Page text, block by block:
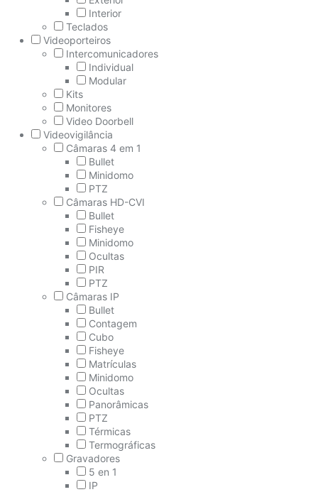
Interior
Teclados
Videoporteiros
Intercomunicadores
Individual
Modular
Kits
Monitores
Video Doorbell
Videovigilância
Câmaras 4 em 1
Bullet
Minidomo
PTZ
Câmaras HD-CVI
Bullet
Fisheye
Minidomo
Ocultas
PIR
PTZ
Câmaras IP
Bullet
Contagem
Cubo
Fisheye
Matrículas
Minidomo
Ocultas
Panorâmicas
PTZ
Térmicas
Termográficas
Gravadores
5 en 1
IP